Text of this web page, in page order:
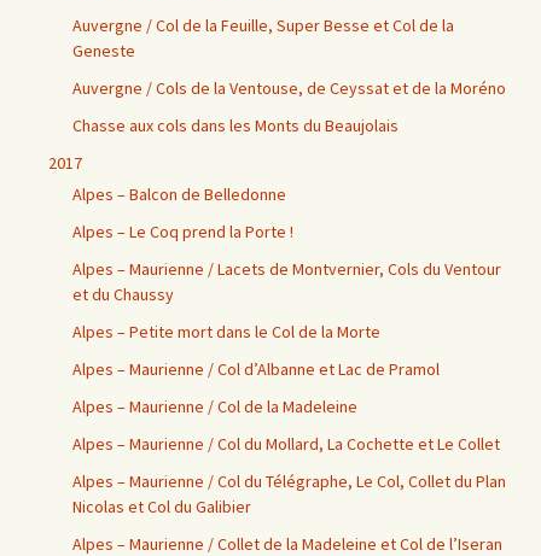
Auvergne / Col de la Feuille, Super Besse et Col de la
Geneste
Auvergne / Cols de la Ventouse, de Ceyssat et de la Moréno
Chasse aux cols dans les Monts du Beaujolais
2017
Alpes – Balcon de Belledonne
Alpes – Le Coq prend la Porte !
Alpes – Maurienne / Lacets de Montvernier, Cols du Ventour
et du Chaussy
Alpes – Petite mort dans le Col de la Morte
Alpes – Maurienne / Col d’Albanne et Lac de Pramol
Alpes – Maurienne / Col de la Madeleine
Alpes – Maurienne / Col du Mollard, La Cochette et Le Collet
Alpes – Maurienne / Col du Télégraphe, Le Col, Collet du Plan
Nicolas et Col du Galibier
Alpes – Maurienne / Collet de la Madeleine et Col de l’Iseran